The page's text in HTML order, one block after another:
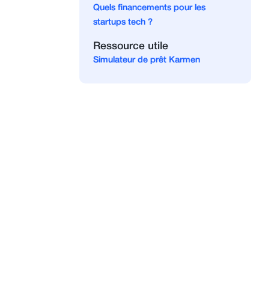
Quels financements pour les
startups tech ?
Ressource utile
Simulateur de prêt Karmen